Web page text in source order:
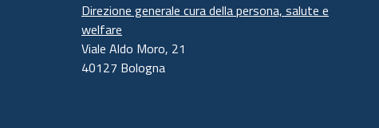
Direzione generale cura della persona, salute e
welfare
Viale Aldo Moro, 21
40127 Bologna